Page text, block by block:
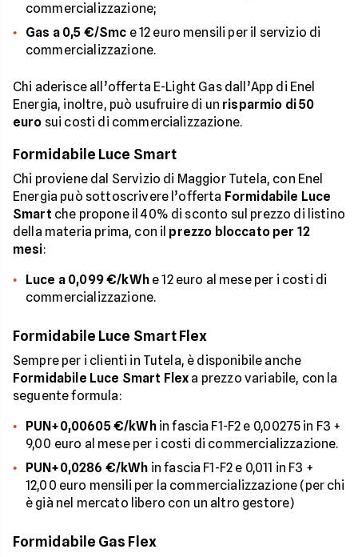
commercializzazione;
Gas a 0,5 €/Smc e 12 euro mensili per il servizio di
commercializzazione.
Chi aderisce all’offerta E-Light Gas dall’App di Enel
Energia, inoltre, può usufruire di un risparmio di 50
euro sui costi di commercializzazione.
Formidabile Luce Smart
Chi proviene dal Servizio di Maggior Tutela, con Enel
Energia può sottoscrivere l’offerta Formidabile Luce
Smart che propone il 40% di sconto sul prezzo di listino
della materia prima, con il prezzo bloccato per 12
mesi:
Luce a 0,099 €/kWhe 12 euro al mese per i costi di
commercializzazione.
Formidabile Luce Smart Flex
Sempre per i clienti in Tutela, è disponibile anche
Formidabile Luce Smart Flex a prezzo variabile, con la
seguente formula:
PUN+0,00605 €/kWhin fascia F1-F2 e 0,00275 in F3 +
9,00 euro al mese per i costi di commercializzazione.
PUN+0,0286 €/kWh in fascia F1-F2 e 0,011 in F3 +
12,00 euro mensili per la commercializzazione (per chi
è già nel mercato libero con un altro gestore)
Formidabile Gas Flex